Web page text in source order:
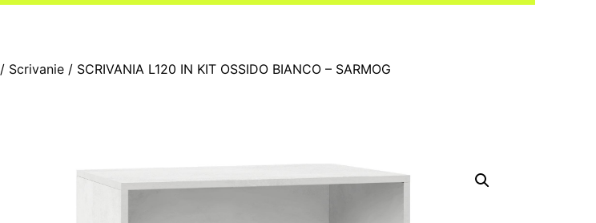
/ Scrivanie / SCRIVANIA L120 IN KIT OSSIDO BIANCO – SARMOG